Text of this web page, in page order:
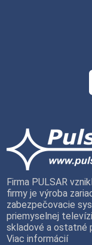
Firma PULSAR
firmy je výroba
zabezpečovacie
priemyselnej
skladové a ostatné
Viac informácií